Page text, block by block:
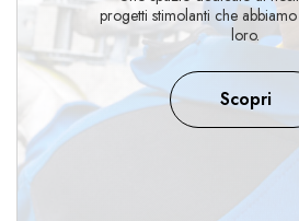
progetti stimolanti che
loro.
Scopri